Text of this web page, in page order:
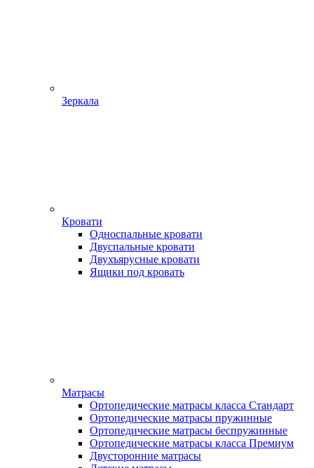
Зеркала
Кровати
Односпальные кровати
Двуспальные кровати
Двухъярусные кровати
Ящики под кровать
Матрасы
Ортопедические матрасы класса Стандарт
Ортопедические матрасы пружинные
Ортопедические матрасы беспружинные
Ортопедические матрасы класса Премиум
Двусторонние матрасы